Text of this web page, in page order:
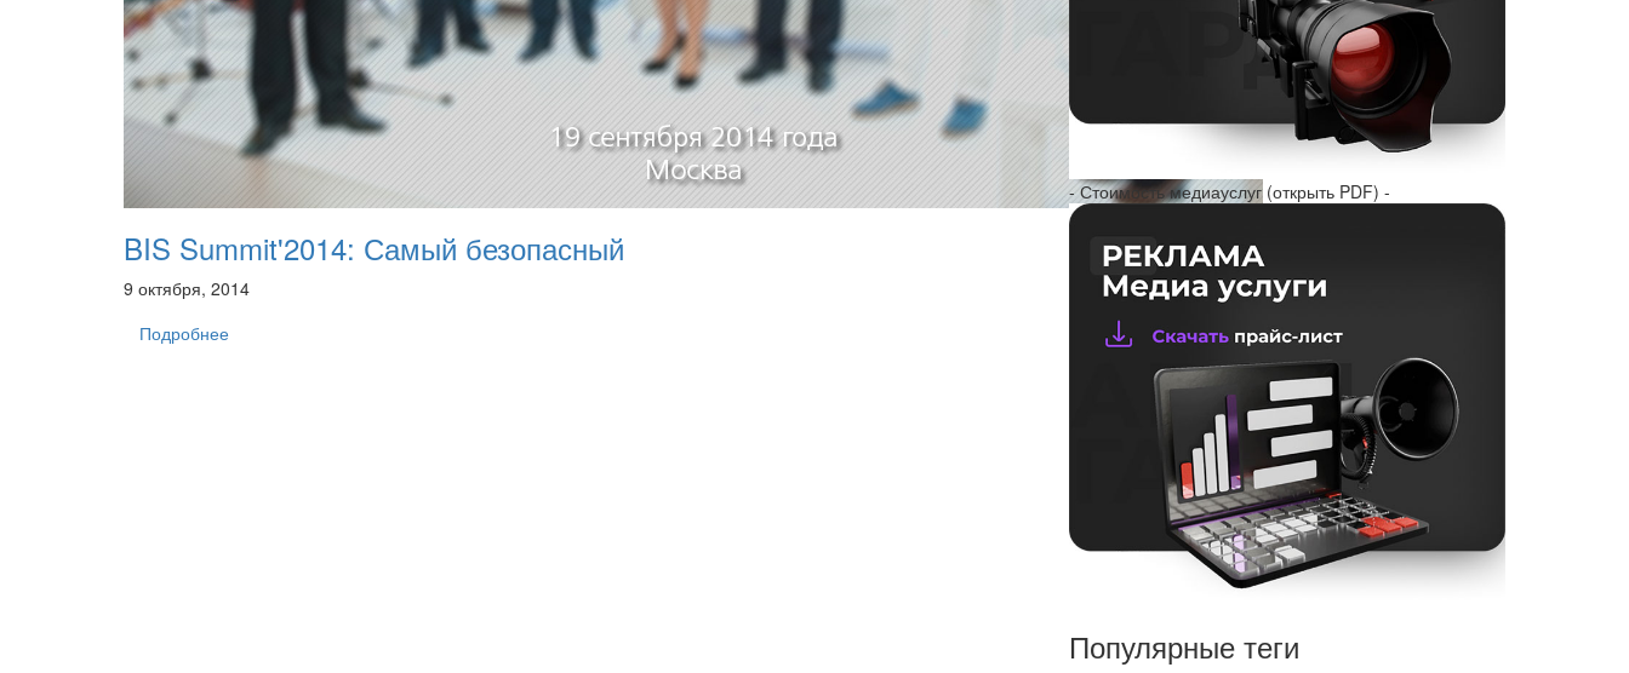
BIS Summit'2014: Самый безопасный
9 октября, 2014
Подробнее
- Стоимость медиауслуг (открыть PDF) -
Популярные теги